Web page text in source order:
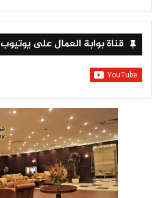
قناة بوابة العمال على يوتيوب